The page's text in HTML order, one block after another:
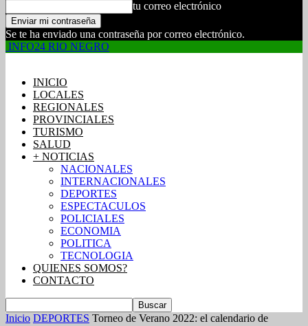
tu correo electrónico
Se te ha enviado una contraseña por correo electrónico.
INFO24 RIO NEGRO
INICIO
LOCALES
REGIONALES
PROVINCIALES
TURISMO
SALUD
+ NOTICIAS
NACIONALES
INTERNACIONALES
DEPORTES
ESPECTACULOS
POLICIALES
ECONOMIA
POLITICA
TECNOLOGIA
QUIENES SOMOS?
CONTACTO
Inicio DEPORTES Torneo de Verano 2022: el calendario de